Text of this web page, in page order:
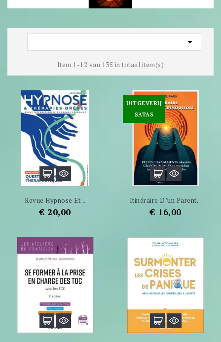

Item 1-12 van 135 in totaal item(s)
Revue Hypnose Et...
Prijs
€ 20,00
UITGEVERIJ
SATAS
Itinéraire D’un Parent...
Prijs
€ 16,00